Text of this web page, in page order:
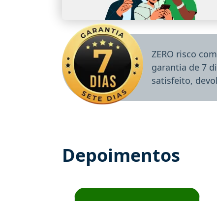
ZERO risco
garantia de 7
satisfeito,
Depoimentos
Estudante José recomenda o Aprova